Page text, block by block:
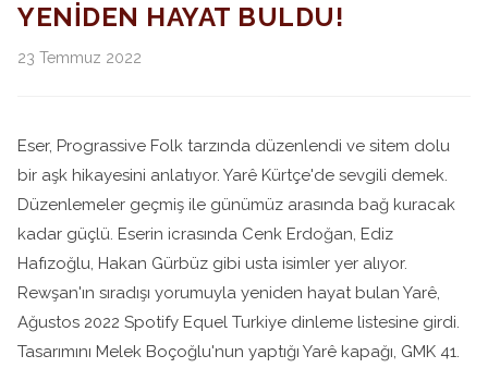
YENİDEN HAYAT BULDU!
23 Temmuz 2022
Eser, Prograssive Folk tarzında düzenlendi ve sitem dolu
bir aşk hikayesini anlatıyor. Yarê Kürtçe'de sevgili demek.
Düzenlemeler geçmiş ile günümüz arasında bağ kuracak
kadar güçlü. Eserin icrasında Cenk Erdoğan, Ediz
Hafızoğlu, Hakan Gürbüz gibi usta isimler yer alıyor.
Rewşan'ın sıradışı yorumuyla yeniden hayat bulan Yarê,
Ağustos 2022 Spotify Equel Turkiye dinleme listesine girdi.
Tasarımını Melek Boçoğlu'nun yaptığı Yarê kapağı, GMK 41.